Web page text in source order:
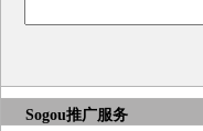
Sogou推广服务